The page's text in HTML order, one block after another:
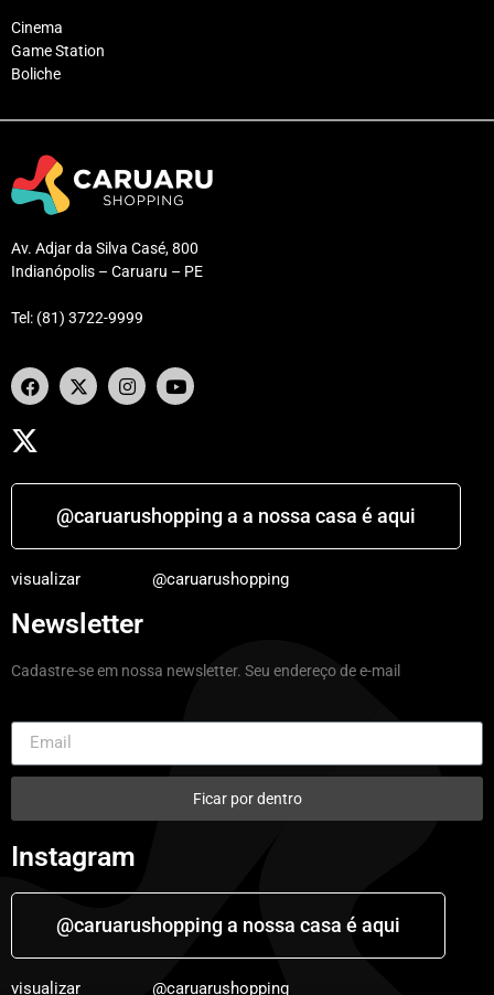
Cinema
Game Station
Boliche
Av. Adjar da Silva Casé, 800
Indianópolis – Caruaru – PE
Tel: (81) 3722-9999
@caruarushopping a a nossa casa é aqui
visualizar @caruarushopping
Newsletter
Cadastre-se em nossa newsletter. Seu endereço de e-mail
Ficar por dentro
Instagram
@caruarushopping a nossa casa é aqui
visualizar @caruarushopping